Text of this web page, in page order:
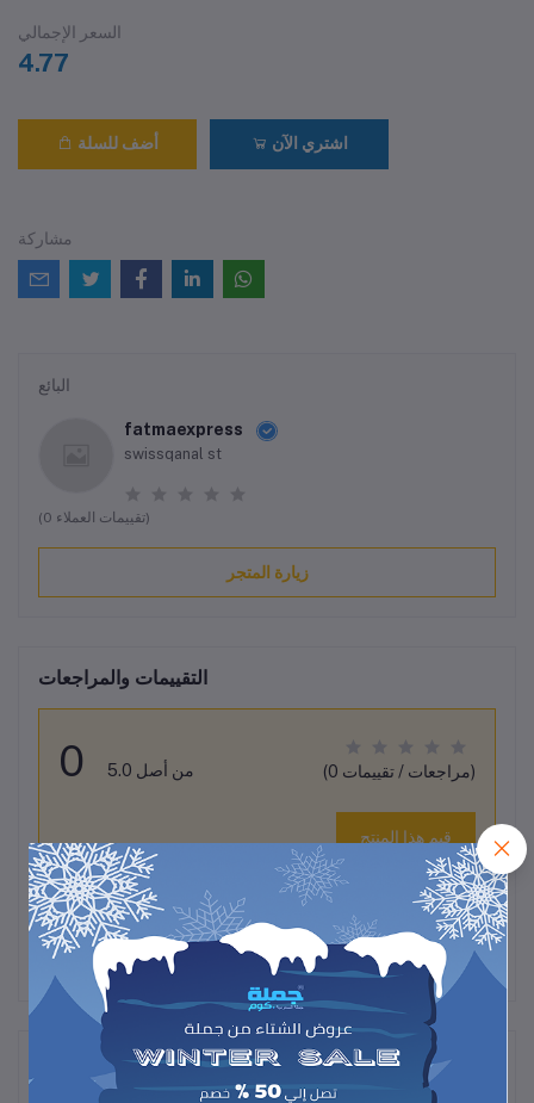
السعر الإجمالي
4.77
أضف للسلة اشتري الآن
مشاركة
البائع
fatmaexpress
swissqanal st
(0 تقييمات العملاء)
زيارة المتجر
التقييمات والمراجعات
0 من أصل 5.0 (0 مراجعات / تقييمات)
قيم هذا المنتج
لم تكن هناك تقييمات لهذا المنتج حتى الآن.